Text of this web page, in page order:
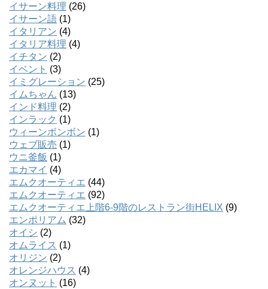
イサーン料理 (26)
イサーン語 (1)
イタリアン (4)
イタリア料理 (4)
イチタン (2)
イベント (3)
イミグレーション (25)
イムちゃん (13)
インド料理 (2)
インラック (1)
ウィーンボンボン (1)
ウェブ販売 (1)
ウニ釜飯 (1)
エカマイ (4)
エムクオーティエ (44)
エムクオーティエ (92)
エムクオーティエ上階6-9階のレストラン街HELIX (9)
エンポリアム (32)
オイシ (2)
オムライス (1)
オリジン (2)
オレンジハウス (4)
オンヌット (16)